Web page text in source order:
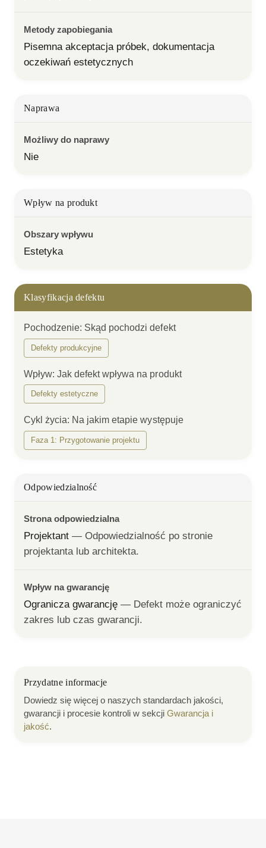
Metody zapobiegania
Pisemna akceptacja próbek, dokumentacja
oczekiwań estetycznych
Naprawa
Możliwy do naprawy
Nie
Wpływ na produkt
Obszary wpływu
Estetyka
Klasyfikacja defektu
Pochodzenie: Skąd pochodzi defekt
Defekty produkcyjne
Wpływ:Jak defekt wpływa na produkt
Defekty estetyczne
Cykl życia: Na jakim etapie występuje
Faza 1: Przygotowanie projektu
Odpowiedzialność
Strona odpowiedzialna
Projektant — Odpowiedzialność po stronie
projektanta lub architekta.
Wpływ na gwarancję
Ogranicza gwarancję — Defekt może ograniczyć
zakres lub czas gwarancji.
Przydatne informacje
Dowiedz się więcej o naszych standardach jakości,
gwarancji i procesie kontroli w sekcji Gwarancja i
jakość.